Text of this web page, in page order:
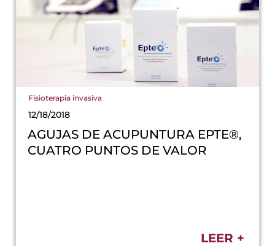
Fisioterapia invasiva
12/18/2018
AGUJAS DE ACUPUNTURA EPTE®,
CUATRO PUNTOS DE VALOR
LEER +